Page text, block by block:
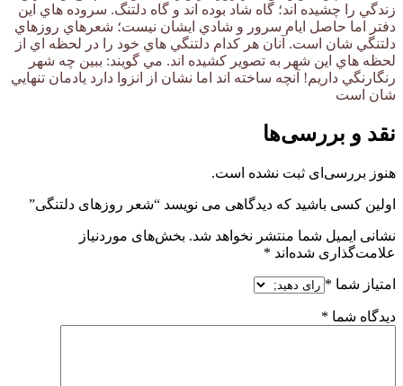
زندگي را چشيده اند؛ گاه شاد بوده اند و گاه دلتنگ. سروده هاي اين
دفتر اما حاصل ايام سرور و شادي ايشان نيست؛ شعرهاي روزهاي
دلتنگي شان است. آنان هر كدام دلتنگي هاي خود را در لحظه اي از
لحظه هاي اين شهر به تصوير كشيده اند. مي گويند: ببين چه شهر
رنگارنگي داريم! آنچه ساخته اند اما نشان از انزوا دارد يادمان تنهايي
شان است
نقد و بررسی‌ها
هنوز بررسی‌ای ثبت نشده است.
اولین کسی باشید که دیدگاهی می نویسد “شعر روزهای دلتنگی”
نشانی ایمیل شما منتشر نخواهد شد. بخش‌های موردنیاز
علامت‌گذاری شده‌اند *
امتیاز شما *
دیدگاه شما *